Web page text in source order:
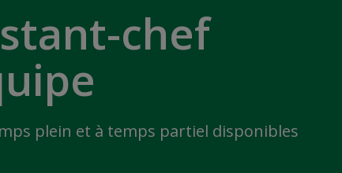
chef
plein et à temps partiel disponibles